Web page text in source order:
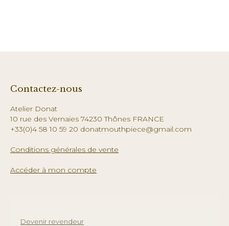
Contactez-nous
Atelier Donat
10 rue des Vernaies 74230 Thônes FRANCE
+33(0)4 58 10 59 20 donatmouthpiece@gmail.com
Conditions générales de vente
Accéder à mon compte
Devenir revendeur